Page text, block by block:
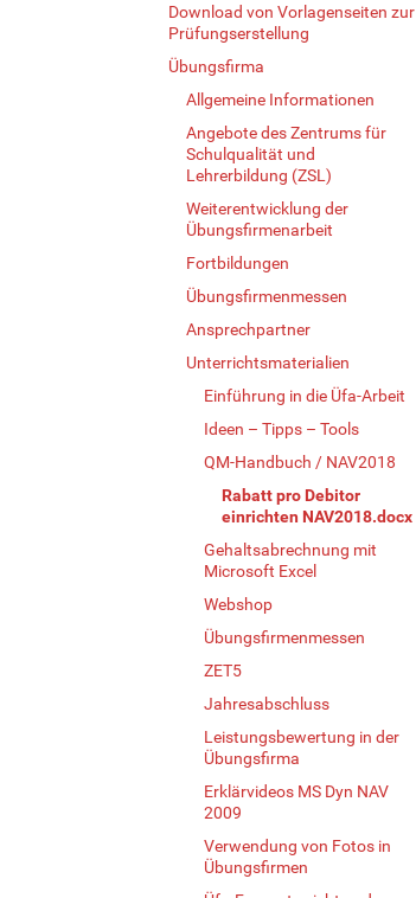
Download von Vorlagenseiten zur
Prüfungserstellung
Übungsfirma
Allgemeine Informationen
Angebote des Zentrums für
Schulqualität und
Lehrerbildung (ZSL)
Weiterentwicklung der
Übungsfirmenarbeit
Fortbildungen
Übungsfirmenmessen
Ansprechpartner
Unterrichtsmaterialien
Einführung in die Üfa-Arbeit
Ideen – Tipps – Tools
QM-Handbuch / NAV2018
Rabatt pro Debitor
einrichten NAV2018.docx
Gehaltsabrechnung mit
Microsoft Excel
Webshop
Übungsfirmenmessen
ZET5
Jahresabschluss
Leistungsbewertung in der
Übungsfirma
Erklärvideos MS Dyn NAV
2009
Verwendung von Fotos in
Übungsfirmen